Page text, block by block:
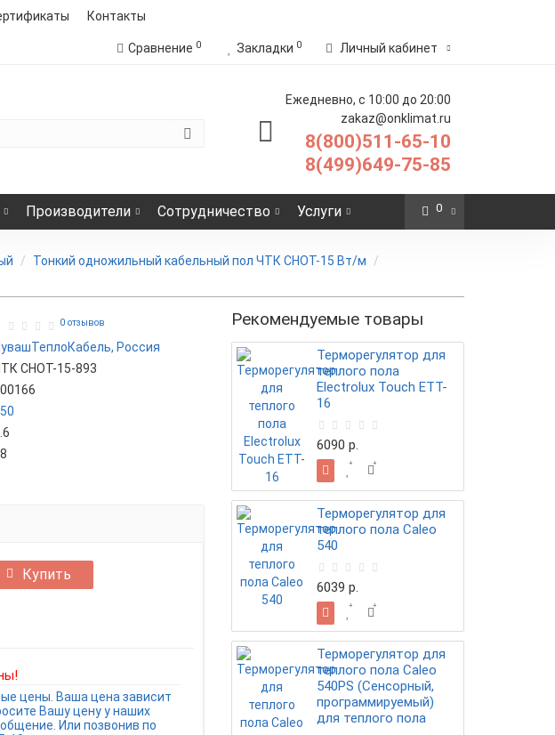
Контакты
Сравнение 0 Закладки 0 Личный кабинет
Ежедневно, с 10:00 до 20:00
zakaz@onklimat.ru
8(800)511-65-10
8(499)649-75-85
Производители Сотрудничество Услуги 0
Тонкий одножильный кабельный пол ЧТК СНОТ-15 Вт/м
0 отзывов
Россия
СНОТ-15-893
Купить
цены. Ваша цена зависит
Вашу цену у наших
Или позвонив по
Рекомендуемые товары
Терморегулятор для
теплого пола
Electrolux Touch ETT-
16
6090 р.
Терморегулятор для
теплого пола Caleo
540
6039 р.
Терморегулятор для
теплого пола Caleo
540PS (Сенсорный,
программируемый)
для теплого пола